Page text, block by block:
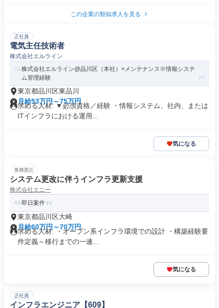
この企業の類似求人を見る
正社員
電気主任技術者
株式会社エルライン
株式会社エルライン@品川区（本社）×メンテナンス※情報システ
ム管理経験
東京都品川区東品川
月給53万円～75万円
求める人材: ▼必須資格／経験 ・情報システム、社内、または
ITインフラにおける運用...
気になる
業務委託
システム更改に伴うインフラ更新支援
株式会社エニー
即日案件
東京都品川区大崎
月給60万円～70万円
求める人材: ・オープン系インフラ環境での設計 ・構築経験要
件定義～移行までの一連...
気になる
正社員
インフラエンジニア【609】